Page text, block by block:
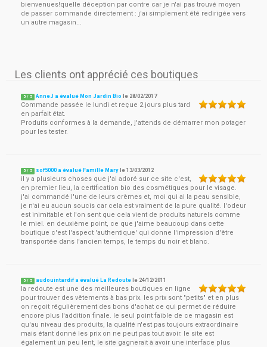
bienvenues!quelle déception par contre car je n'ai pas trouvé moyen
de passer commande directement : j'ai simplement été redirigée vers
un autre magasin...
Les clients ont apprécié ces boutiques
5 / 5 AnneJ a évalué Mon Jardin Bio le 28/02/2017
Commande passée le lundi et reçue 2 jours plus tard
en parfait état.
Produits conformes à la demande, j'attends de démarrer mon potager
pour les tester.
5 / 5 sof5000 a évalué Famille Mary le13/03/2012
il y a plusieurs choses que j'ai adoré sur ce site c'est,
en premier lieu, la certification bio des cosmétiques pour le visage.
j'ai commandé l'une de leurs crèmes et, moi qui ai la peau sensible,
je n'ai eu aucun soucis car cela est vraiment de la pure qualité. l'odeur
est inimitable et l'on sent que cela vient de produits naturels comme
le miel. en deuxième point, ce que j'aime beaucoup dans cette
boutique c'est l'aspect 'authentique' qui donne l'impression d'être
transportée dans l'ancien temps, le temps du noir et blanc.
5 / 5 audouintardif a évalué La Redoute le 24/12/2011
la redoute est une des meilleures boutiques en ligne
pour trouver des vêtements à bas prix. les prix sont "petits" et en plus
on reçoit régulièrement des bons d'achat ce qui permet de réduire
encore plus l'addition finale. le seul point faible de ce magasin est
qu'au niveau des produits, la qualité n'est pas toujours extraordinaire
mais étant donné les prix on ne peut pas tout avoir. le site est
également un peu lent, le site gagnerait à avoir une interface plus